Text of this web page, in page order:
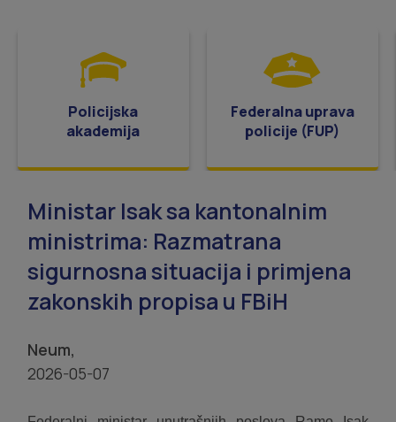
Policijska
akademija
Federalna uprava
policije (FUP)
Ministar Isak sa kantonalnim
ministrima: Razmatrana
sigurnosna situacija i primjena
zakonskih propisa u FBiH
Neum,
2026-05-07